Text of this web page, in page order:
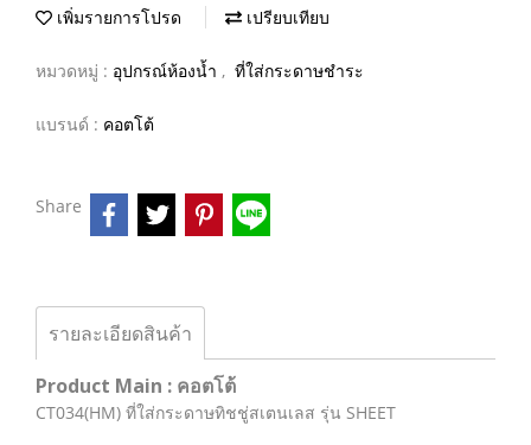
เพิ่มรายการโปรด เปรียบเทียบ
หมวดหมู่ : อุปกรณ์ห้องน้ำ , ที่ใส่กระดาษชำระ
แบรนด์ : คอตโต้
Share
รายละเอียดสินค้า
Product Main : คอตโต้
CT034(HM) ที่ใส่กระดาษทิชชู่สเตนเลส รุ่น SHEET